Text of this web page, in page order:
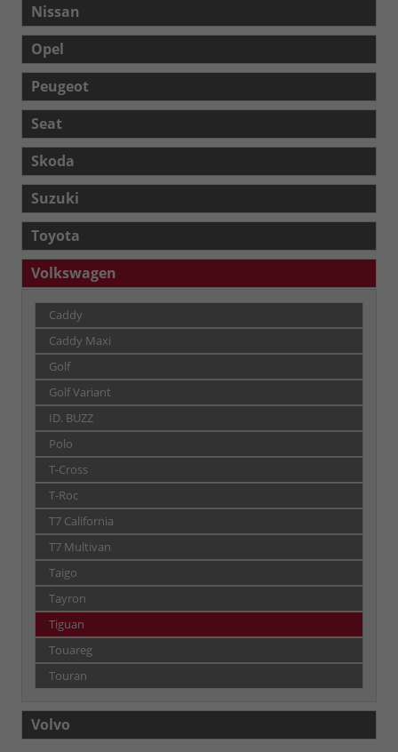
Nissan
Opel
Peugeot
Seat
Skoda
Suzuki
Toyota
Volkswagen
Caddy
Caddy Maxi
Golf
Golf Variant
ID. BUZZ
Polo
T-Cross
T-Roc
T7 California
T7 Multivan
Taigo
Tayron
Tiguan
Touareg
Touran
Volvo